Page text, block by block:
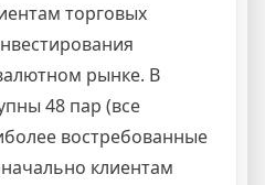
торговых
рынке. В
48 пар (все
востребованные
клиентам